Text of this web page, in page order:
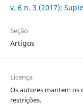
v. 6 n. 3 (2017):
Seção
Artigos
Licença
Os autores mantem os
restrições.